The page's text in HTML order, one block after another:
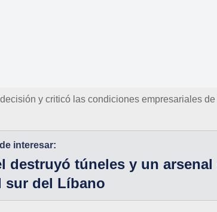
y criticó las condiciones empresariales
interesar:
destruyó túneles y un arsenal
sur del Líbano